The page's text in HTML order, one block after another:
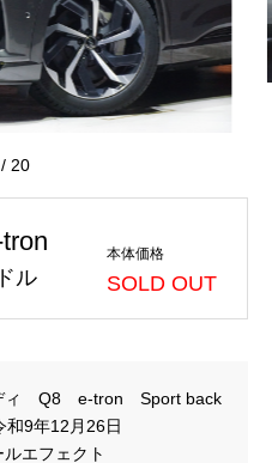
/ 20
ル
本体価格
SOLD OUT
　Q8　e-tron　Sport back　　
和9年12月26日